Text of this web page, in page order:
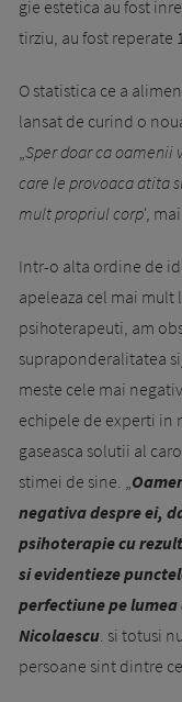
gie estetica au fost
tirziu, au fost reperate
O statistica ce a
lansat de curind o
Sper doar ca oamenii
care le provoaca atita
mult propriul corp',
Intr-o alta ordine de
apeleaza cel mai mult
psihoterapeuti, am
supraponderalitatea
mes­te cele mai
echipele de experti in
gaseasca solutii al
stimei de sine. „
negativa despre ei,
psihoterapie cu
si evidentieze
perfectiune pe
Nicolaescu . si totusi
persoane sint dintre